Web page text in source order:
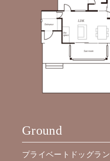
Ground
プライベートドッグラン